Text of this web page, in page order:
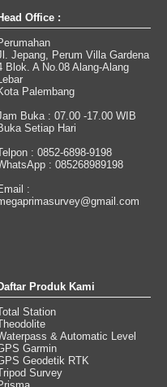
Office :
Jepang, Perum Villa Gardena
Blok. A No.08 Alang-Alang
Palembang
Buka : 07.00 -17.00 WIB
Setiap Hari
: 0852-6898-9198
: 085268989198
:
Produk Kami
Station
& Automatic Level
Garmin
Geodetik RTK
Survey